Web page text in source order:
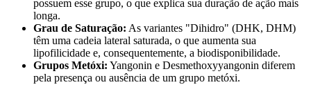
possuem esse grupo, o que explica sua duração de ação mais
longa.
Grau de Saturação: As variantes "Dihidro" (DHK, DHM)
têm uma cadeia lateral saturada, o que aumenta sua
lipofilicidade e, consequentemente, a biodisponibilidade.
Grupos Metóxi: Yangonin e Desmethoxyyangonin diferem
pela presença ou ausência de um grupo metóxi.